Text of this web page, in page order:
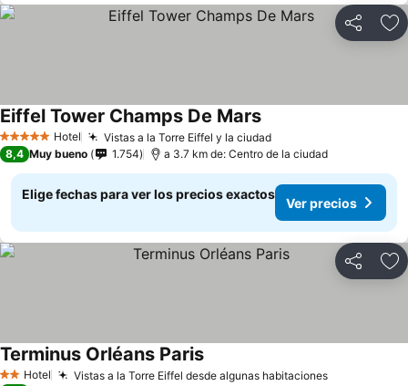
Compartir
5 Estrellas Hotel Vistas a la Torre Eiffel y la ciudad
Eiffel Tower Champs De Mars
8,4 Muy bueno 1.754 a 3.7 km de: Centro de la ciudad
Elige fechas para ver los precios exactos
Ver precios
Compartir
2 Estrellas
Hotel Vistas a la Torre Eiffel desde algunas habitaciones
Terminus Orléans Paris